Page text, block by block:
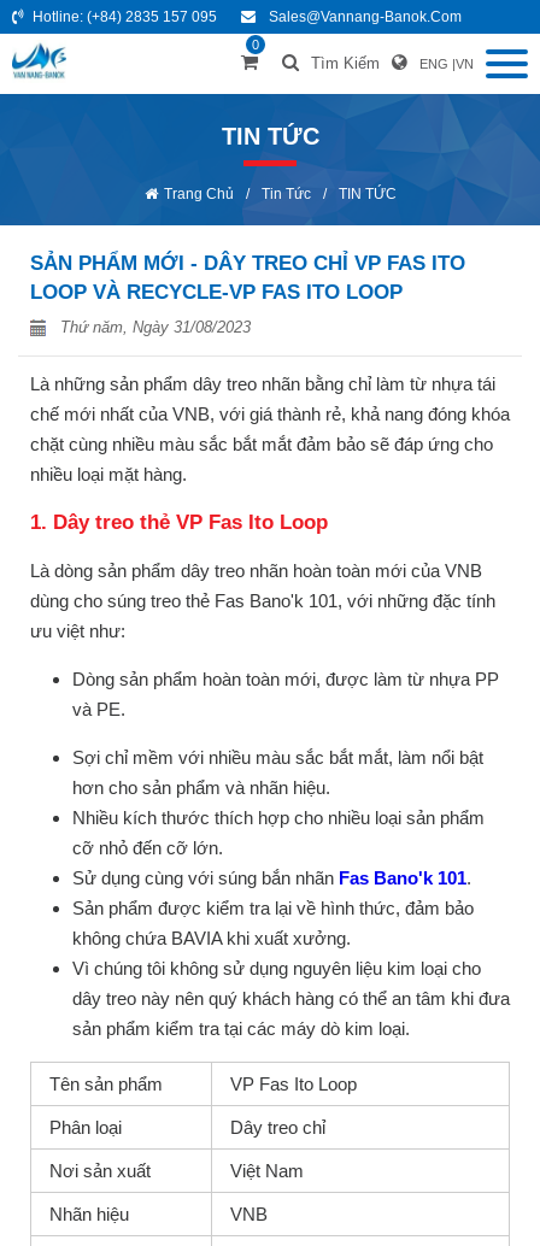
Hotline: (+84) 2835 157 095 Sales@vannang-Banok.com
0
Tìm Kiếm ENG |VN
TIN TỨC
Trang Chủ / Tin Tức / TIN TỨC
SẢN PHẨM MỚI - DÂY TREO CHỈ VP FAS ITO
LOOP VÀ RECYCLE-VP FAS ITO LOOP
Thứ năm, Ngày 31/08/2023
Là những sản phẩm dây treo nhãn bằng chỉ làm từ nhựa tái
chế mới nhất của VNB, với giá thành rẻ, khả nang đóng khóa
chặt cùng nhiều màu sắc bắt mắt đảm bảo sẽ đáp ứng cho
nhiều loại mặt hàng.
1. Dây treo thẻ VP Fas Ito Loop
Là dòng sản phẩm dây treo nhãn hoàn toàn mới của VNB
dùng cho súng treo thẻ Fas Bano'k 101, với những đặc tính
ưu việt như:
Dòng sản phẩm hoàn toàn mới, được làm từ nhựa PP
và PE.
Sợi chỉ mềm với nhiều màu sắc bắt mắt, làm nổi bật
hơn cho sản phẩm và nhãn hiệu.
Nhiều kích thước thích hợp cho nhiều loại sản phẩm
cỡ nhỏ đến cỡ lớn.
Sử dụng cùng với súng bắn nhãn Fas Bano'k 101.
Sản phẩm được kiểm tra lại về hình thức, đảm bảo
không chứa BAVIA khi xuất xưởng.
Vì chúng tôi không sử dụng nguyên liệu kim loại cho
dây treo này nên quý khách hàng có thể an tâm khi đưa
sản phẩm kiểm tra tại các máy dò kim loại.
Tên sản phẩm VP Fas Ito Loop
Phân loại Dây treo chỉ
Nơi sản xuất Việt Nam
Nhãn hiệu VNB